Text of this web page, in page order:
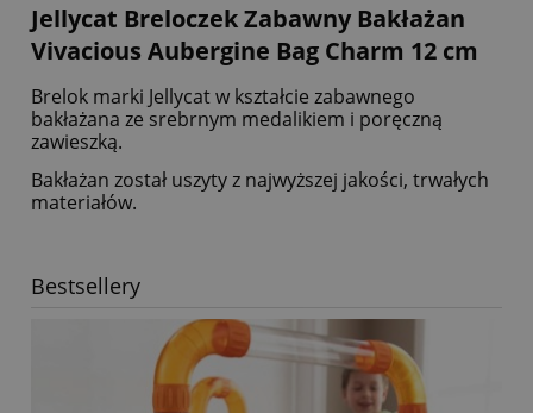
Jellycat Breloczek Zabawny Bakłażan
Vivacious Aubergine Bag Charm 12 cm
Brelok marki Jellycat w kształcie zabawnego
bakłażana ze srebrnym medalikiem i poręczną
zawieszką.
Bakłażan został uszyty z najwyższej jakości, trwałych
materiałów.
Bestsellery